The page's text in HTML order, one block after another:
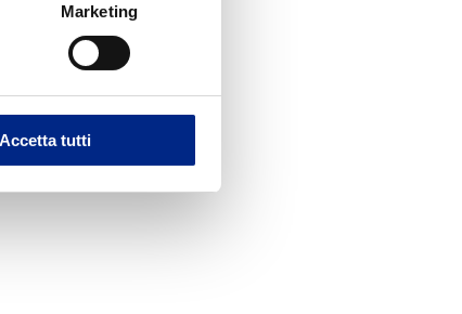
Marketing
Accetta tutti